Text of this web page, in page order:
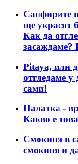
Сапфирите
ще украсят
Как да
засаждаме?
Pitaya, или
отгледаме
сами!
Палатка -
Какво е
Смокиня в
смокиня и